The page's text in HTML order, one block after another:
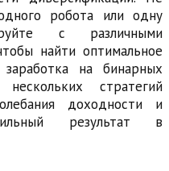
робота или одну
с различными
найти оптимальное
на бинарных
стратегий
доходности и
результат в